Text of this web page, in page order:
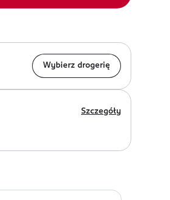
Wybierz drogerię
Szczegóły